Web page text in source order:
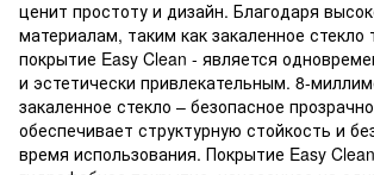
ценит простоту и дизайн. Благодаря
материалам, таким как закаленное
покрытие Easy Clean - является
и эстетически привлекательным. 8-
закаленное стекло – безопасное
обеспечивает структурную стойкость и
время использования. Покрытие Easy